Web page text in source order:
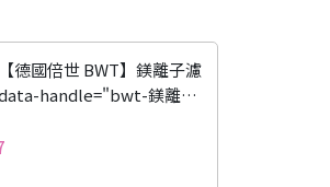
德國倍世 BWT】鎂離子濾
handle="bwt-鎂離子